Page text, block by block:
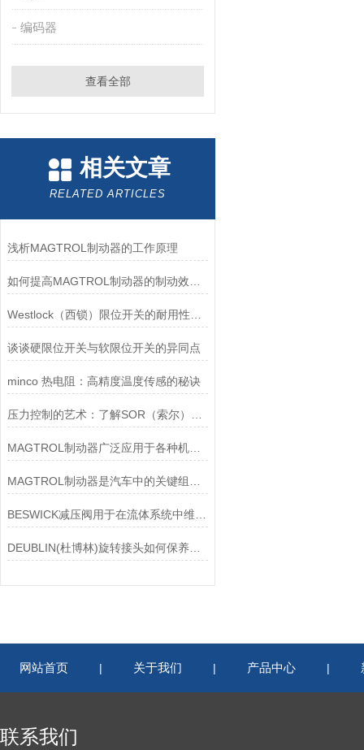
编码器
查看全部
相关文章
RELATED ARTICLES
浅析MAGTROL制动器的工作原理
谈谈硬限位开关与软限位开关的异同点
minco 热电阻：高精度温度传感的秘诀
MAGTROL制动器广泛应用于各种机械设备和交通工具中
DEUBLIN(杜博林)旋转接头如何保养？需要注意哪些事项？
网站首页 | 关于我们 | 产品中心 |
联系我们